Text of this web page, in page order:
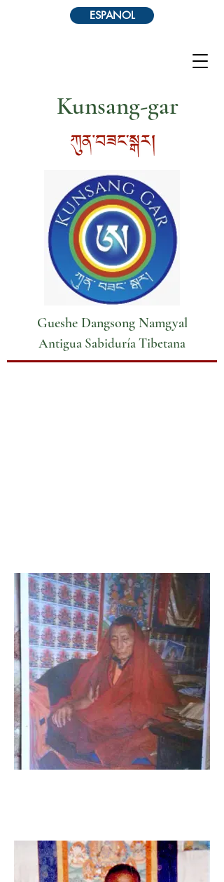
Kunsang-gar
ESPANOL
Gueshe Dangsong Namgyal
Antigua Sabiduría Tibetana